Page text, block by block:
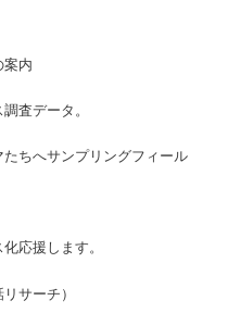
内
査データ。
ちへサンプリングフィール
応援します。
サーチ）